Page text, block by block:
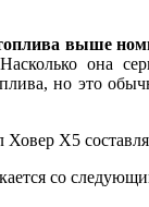
выше
она
но это
Ховер Х5
со